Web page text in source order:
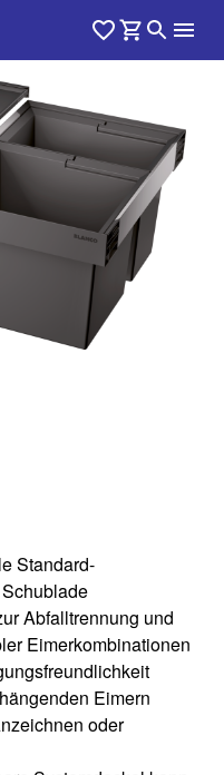
Standard-
Abfalltrennung und
Eimerkombinationen​
Eimern
oder